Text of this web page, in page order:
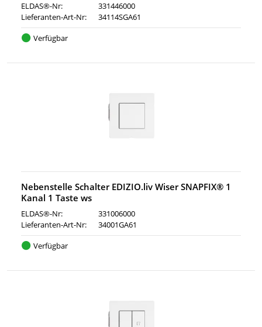
ELDAS®-Nr:
331446000
Lieferanten-Art-Nr:
34114SGA61
Verfügbar
Nebenstelle Schalter EDIZIO.liv Wiser SNAPFIX® 1
Kanal 1 Taste ws
ELDAS®-Nr:
331006000
Lieferanten-Art-Nr:
34001GA61
Verfügbar